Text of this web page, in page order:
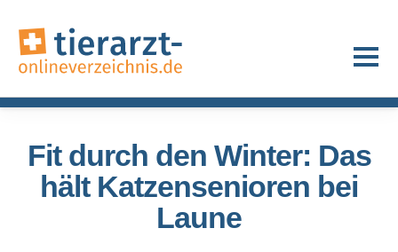
Fit durch den Winter: Das
hält Katzensenioren bei
Laune